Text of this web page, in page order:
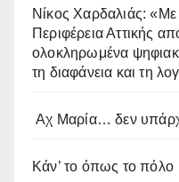
Νίκος Χαρδαλιάς:
Περιφέρεια Αττικής
ολοκληρωμένα
τη διαφάνεια και τη
Αχ Μαρία… δεν
Κάν’ το όπως το πόλο